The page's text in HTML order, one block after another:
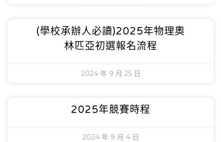
(學校承辦人必讀)2025年物理奧
林匹亞初選報名流程
2024 年 9 月 25 日
2025年競賽時程
2024 年 9 月 4 日